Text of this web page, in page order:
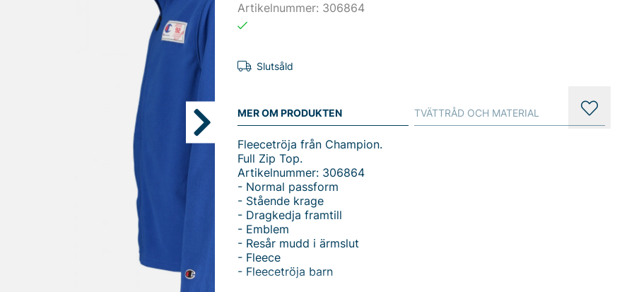
Artikelnummer: 306864
Slutsåld
MER OM PRODUKTEN
Fleecetröja från Champion.
Full Zip Top.
Artikelnummer: 306864
- Normal passform
- Stående krage
- Dragkedja framtill
- Emblem
- Resår mudd i ärmslut
- Fleece
- Fleecetröja barn
TVÄTTRÅD OCH MATERIAL